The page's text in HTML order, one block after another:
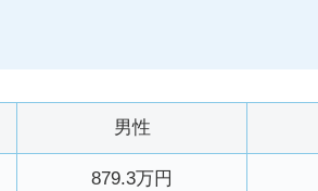
男性
879.3万円